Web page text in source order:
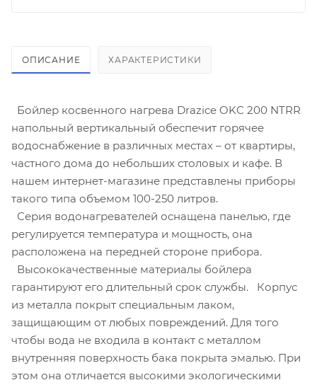
ОПИСАНИЕ ХАРАКТЕРИСТИКИ
Бойлер косвенного нагрева Drazice OKC 200 NTRR
напольный вертикальный обеспечит горячее
водоснабжение в различных местах – от квартиры,
частного дома до небольших столовых и кафе. В
нашем интернет-магазине представлены приборы
такого типа объемом 100-250 литров.
Серия водонагревателей оснащена панелью, где
регулируется температура и мощность, она
расположена на передней стороне прибора.
Высококачественные материалы бойлера
гарантируют его длительный срок службы. Корпус
из металла покрыт специальным лаком,
защищающим от любых повреждений. Для того
чтобы вода не входила в контакт с металлом
внутренняя поверхность бака покрыта эмалью. При
этом она отличается высокими экологическими